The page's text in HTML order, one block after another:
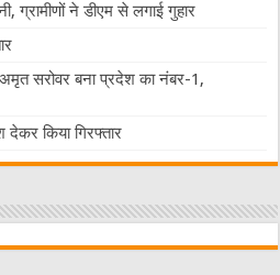
ग्रामीणों ने डीएम से लगाई गुहार
सरोवर बना प्रदेश का नंबर-1,
देकर किया गिरफ्तार